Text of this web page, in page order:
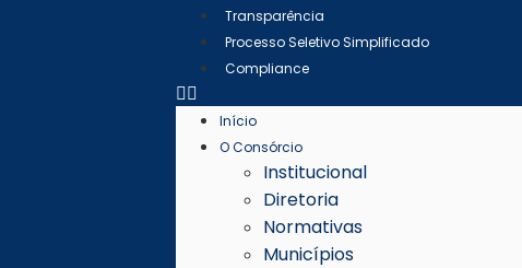
Transparência
Processo Seletivo Simplificado
Compliance
Início
O Consórcio
Institucional
Diretoria
Normativas
Municípios